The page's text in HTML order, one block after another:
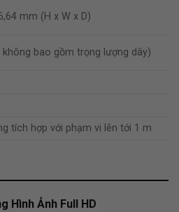
mm (H x W x D)
không bao gồm trọng lượng dây)
tích hợp với phạm vi lên tới 1 m
Hình Ảnh Full HD